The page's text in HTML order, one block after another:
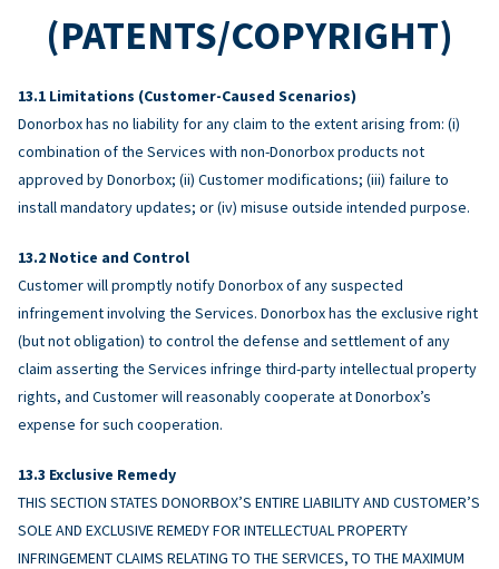
(PATENTS/COPYRIGHT)
Limitations (Customer-Caused Scenarios)
Donorbox has no liability for any claim to the extent arising from: (i)
combination of the Services with non-Donorbox products not
approved by Donorbox; (ii) Customer modifications; (iii) failure to
install mandatory updates; or (iv) misuse outside intended purpose.
Notice and Control
Customer will promptly notify Donorbox of any suspected
infringement involving the Services. Donorbox has the exclusive right
(but not obligation) to control the defense and settlement of any
claim asserting the Services infringe third-party intellectual property
rights, and Customer will reasonably cooperate at Donorbox’s
expense for such cooperation.
Exclusive Remedy
THIS SECTION STATES DONORBOX’S ENTIRE LIABILITY AND CUSTOMER’S
SOLE AND EXCLUSIVE REMEDY FOR INTELLECTUAL PROPERTY
INFRINGEMENT CLAIMS RELATING TO THE SERVICES, TO THE MAXIMUM